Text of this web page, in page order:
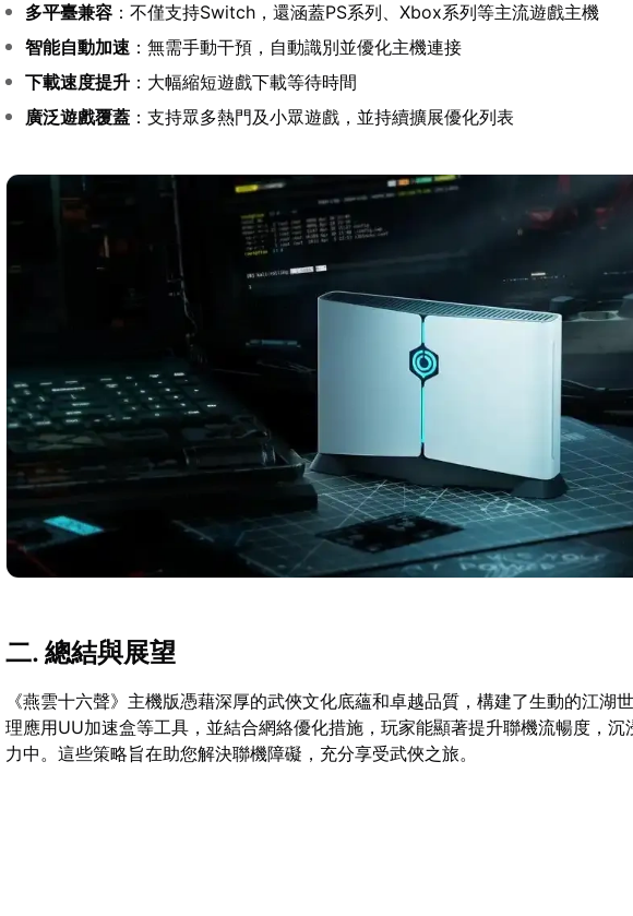
多平臺兼容 ：不僅支持Switch，還涵蓋PS系列、Xbox系列等主流遊戲主機
智能自動加速 ：無需手動干預，自動識別並優化主機連接
下載速度提升 ：大幅縮短遊戲下載等待時間
廣泛遊戲覆蓋 ：支持眾多熱門及小眾遊戲，並持續擴展優化列表
二. 總結與展望
《燕雲十六聲》主機版憑藉深厚的武俠文化底蘊和卓越品質，構建了生動的江湖
理應用UU加速盒等工具，並結合網絡優化措施，玩家能顯著提升聯機流暢度，沉
力中。這些策略旨在助您解決聯機障礙，充分享受武俠之旅。